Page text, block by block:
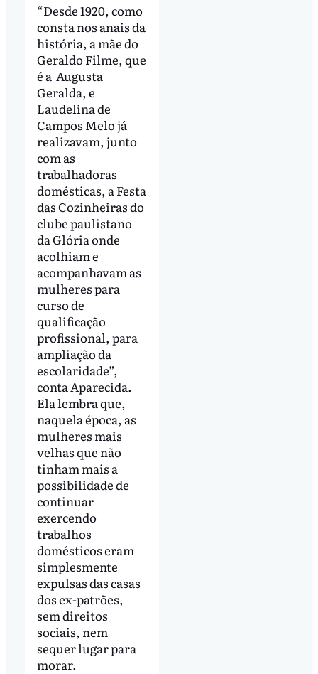
“Desde 1920, como
consta nos anais da
história, a mãe do
Geraldo Filme, que
é a Augusta
Geralda, e
Laudelina de
Campos Melo já
realizavam, junto
com as
trabalhadoras
domésticas, a Festa
das Cozinheiras do
clube paulistano
da Glória onde
acolhiam e
acompanhavam as
mulheres para
curso de
qualificação
profissional, para
ampliação da
escolaridade”,
conta Aparecida.
Ela lembra que,
naquela época, as
mulheres mais
velhas que não
tinham mais a
possibilidade de
continuar
exercendo
trabalhos
domésticos eram
simplesmente
expulsas das casas
dos ex-patrões,
sem direitos
sociais, nem
sequer lugar para
morar.